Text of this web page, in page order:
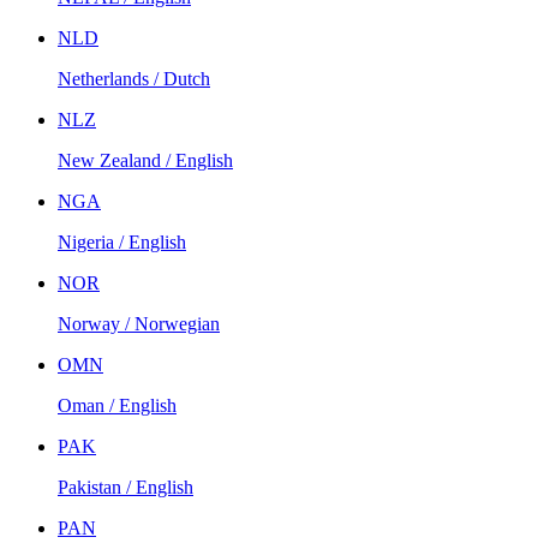
NLD
Netherlands / Dutch
NLZ
New Zealand / English
NGA
Nigeria / English
NOR
Norway / Norwegian
OMN
Oman / English
PAK
Pakistan / English
PAN